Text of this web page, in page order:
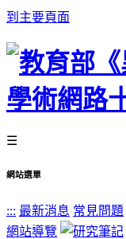
到主要頁面
☰
網站選單
::: 最新消息 常見問題
網站導覽